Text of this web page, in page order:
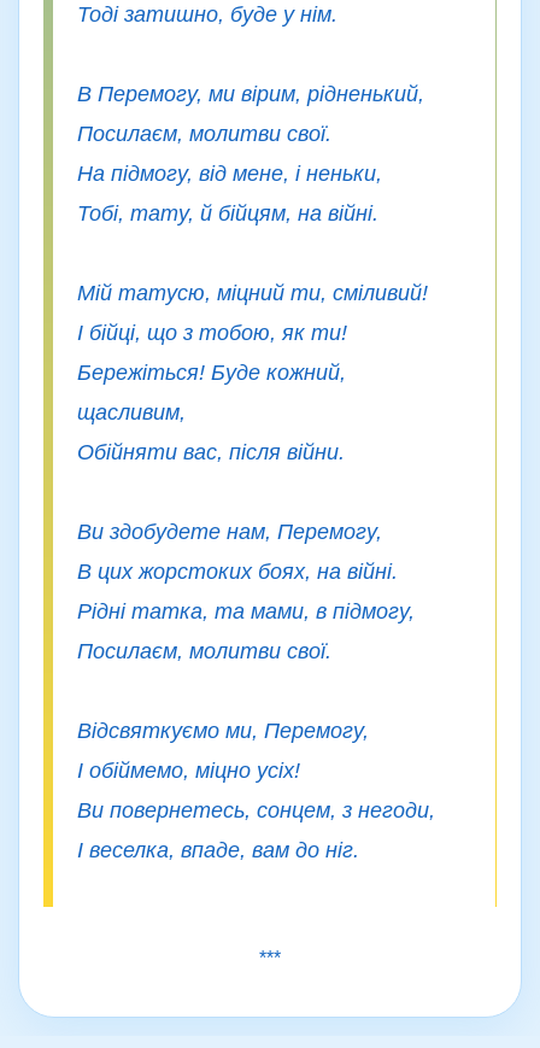
Тоді затишно, буде у нім.
В Перемогу, ми вірим, рідненький,
Посилаєм, молитви свої.
На підмогу, від мене, і неньки,
Тобі, тату, й бійцям, на війні.
Мій татусю, міцний ти, сміливий!
І бійці, що з тобою, як ти!
Бережіться! Буде кожний,
щасливим,
Обійняти вас, після війни.
Ви здобудете нам, Перемогу,
В цих жорстоких боях, на війні.
Рідні татка, та мами, в підмогу,
Посилаєм, молитви свої.
Відсвяткуємо ми, Перемогу,
І обіймемо, міцно усіх!
Ви повернетесь, сонцем, з негоди,
***